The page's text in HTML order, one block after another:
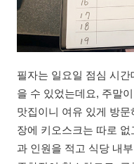
필자는 일요일 점심 시
을 수 있었는데요, 주말
맛집이니 여유 있게 방
장에 키오스크는 따로
과 인원을 적고 식당 내